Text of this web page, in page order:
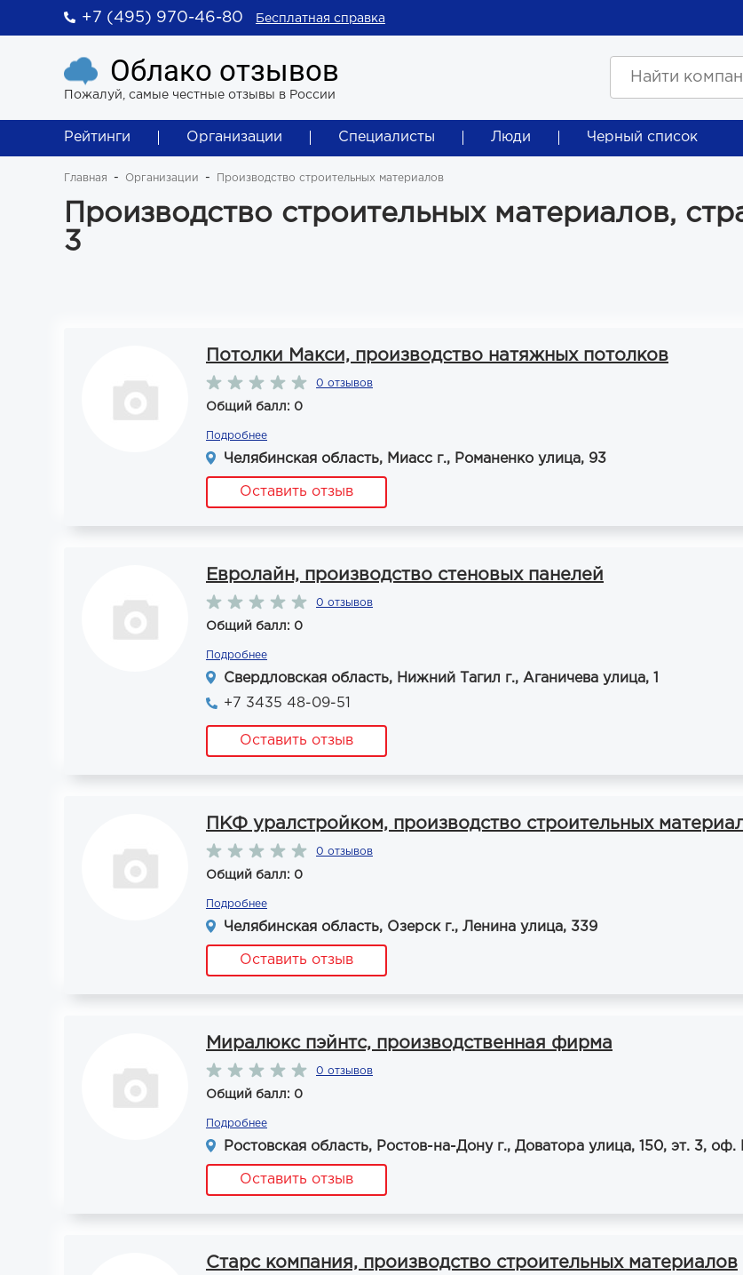
+7 (495) 970-46-80 Бесплатная справка
Облако отзывов
Пожалуй, самые честные отзывы в России
Рейтинги Организации Специалисты Люди Черный список
Главная Организации Производство строительных материалов
Производство строительных материалов,
3
Потолки Макси, производство натяжных потолков
0 отзывов
Общий балл: 0
Подробнее
Челябинская область, Миасс г., Романенко улица, 93
Оставить отзыв
Евролайн, производство стеновых панелей
0 отзывов
Общий балл: 0
Подробнее
Свердловская область, Нижний Тагил г., Аганичева улица, 1
+7 3435 48-09-51
Оставить отзыв
ПКФ уралстройком, производство строительных
0 отзывов
Общий балл: 0
Подробнее
Челябинская область, Озерск г., Ленина улица, 339
Оставить отзыв
Миралюкс пэйнтс, производственная фирма
0 отзывов
Общий балл: 0
Подробнее
Ростовская область, Ростов-на-Дону г., Доватора улица, 150, эт. 3,
Оставить отзыв
Старс компания, производство строительных материалов